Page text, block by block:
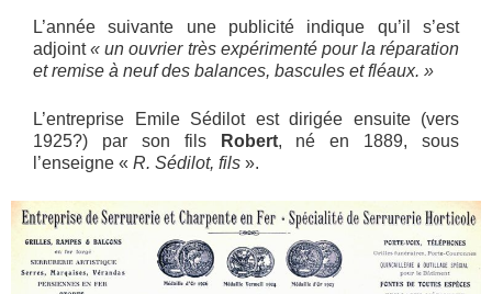
L’année suivante une publicité indique qu’il s’est
adjoint« un ouvrier très expérimenté pour la réparation
et remise à neuf des balances, bascules et fléaux. »
L’entreprise Emile Sédilot est dirigée ensuite (vers
1925?) par son fils
Robert, né en 1889, sous
l’enseigne « R. Sédilot, fils ».